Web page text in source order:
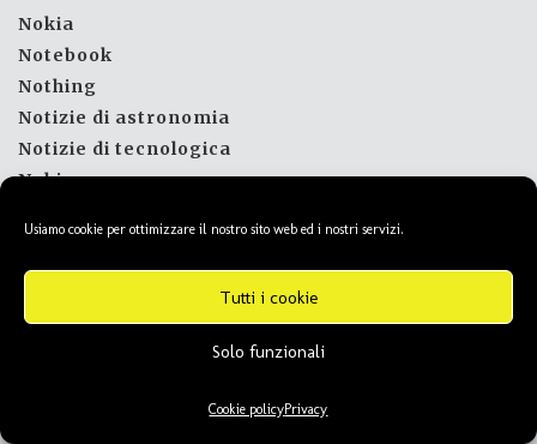
Usiamo cookie per ottimizzare il nostro sito web ed i nostri servizi.
Tutti i cookie
Solo funzionali
Cookie policyPrivacy
Nokia
Notebook
Nothing
Notizie di astronomia
Notizie di tecnologica
Nubia
obiettivo